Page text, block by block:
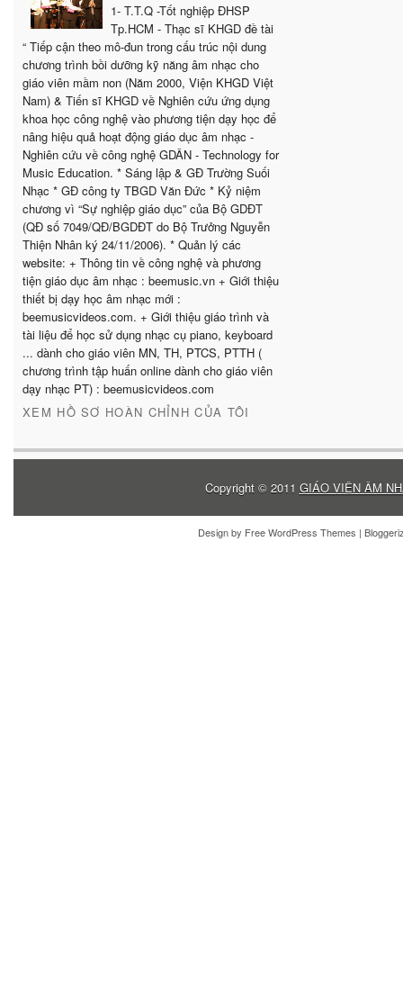
1- T.T.Q -Tốt nghiệp ĐHSP
Tp.HCM - Thạc sĩ KHGD đề tài
“ Tiếp cận theo mô-đun trong cấu trúc nội dung
chương trình bồi dưỡng kỹ năng âm nhạc cho
giáo viên mầm non (Năm 2000, Viện KHGD Việt
Nam) & Tiến sĩ KHGD về Nghiên cứu ứng dụng
khoa học công nghệ vào phương tiện dạy học để
nâng hiệu quả hoạt động giáo dục âm nhạc -
Nghiên cứu về công nghệ GDÂN - Technology for
Music Education. * Sáng lập & GĐ Trường Suối
Nhạc * GĐ công ty TBGD Văn Đức * Kỷ niệm
chương vì “Sự nghiệp giáo dục” của Bộ GDĐT
(QĐ số 7049/QĐ/BGDĐT do Bộ Trưởng Nguyễn
Thiện Nhân ký 24/11/2006). * Quản lý các
website: + Thông tin về công nghệ và phương
tiện giáo dục âm nhạc : beemusic.vn + Giới thiệu
thiết bị dạy học âm nhạc mới :
beemusicvideos.com. + Giới thiệu giáo trình và
tài liệu để học sử dụng nhạc cụ piano, keyboard
... dành cho giáo viên MN, TH, PTCS, PTTH (
chương trình tập huấn online dành cho giáo viên
dạy nhạc PT) : beemusicvideos.com
XEM HỒ SƠ HOÀN CHỈNH CỦA TÔI
Copyright © 2011 GIÁO VIÊN ÂM
Design by Free WordPress Themes |